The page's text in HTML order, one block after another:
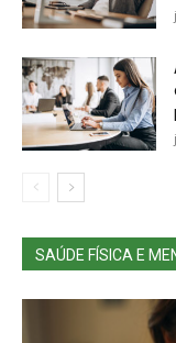
SAÚDE FÍSICA E